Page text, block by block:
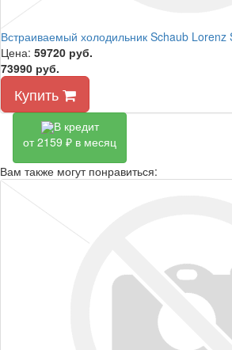
Встраиваемый холодильник Schaub Lorenz
Цена: 59720 руб.
73990 руб.
Купить
В кредит
от 2159 ₽ в месяц
Вам также могут понравиться: